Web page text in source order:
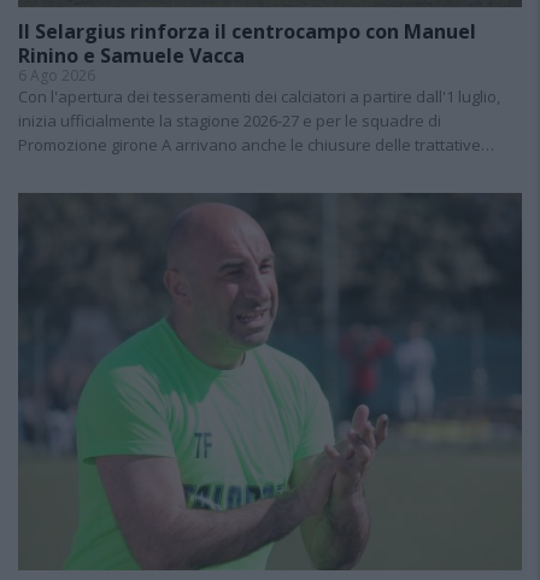
Il Selargius rinforza il centrocampo con Manuel
Rinino e Samuele Vacca
6 Ago 2026
Con l'apertura dei tesseramenti dei calciatori a partire dall'1 luglio,
inizia ufficialmente la stagione 2026-27 e per le squadre di
Promozione girone A arrivano anche le chiusure delle trattative…